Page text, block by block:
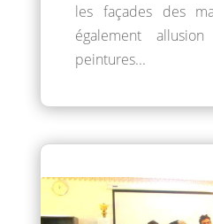
les façades des
également
peintures...